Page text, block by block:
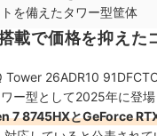
を備えたタワー型筐体
載で価格を抑えた
Tower 26ADR10
ー型として2025年に登
7 8745HXとGeForce